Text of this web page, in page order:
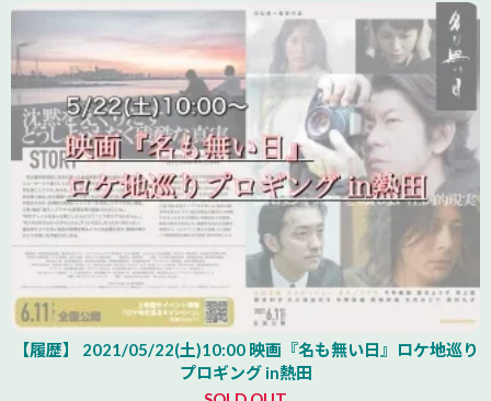
【履歴】 2021/05/22(土)10:00 映画『名も無い日』ロケ地巡り
プロギング in熱田